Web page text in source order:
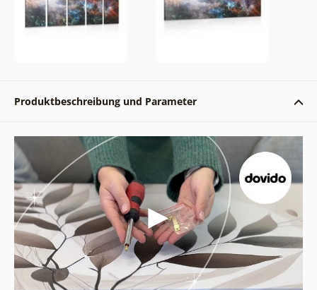
Produktbeschreibung und Parameter